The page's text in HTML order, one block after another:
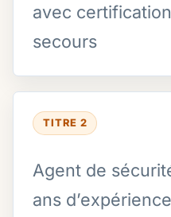
avec
secours
TITRE 2
Agent de
ans